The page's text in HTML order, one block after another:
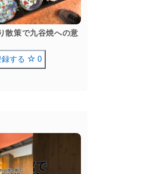
散策で九谷焼への意
する
0